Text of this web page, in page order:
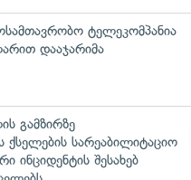
ტელეკომპანია
დააჯარიმა
გამზირზე
ქსელების სარეაბილიტაციო
ინციდენტის შესახებ